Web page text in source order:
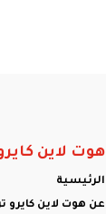
هوت لاين
الرئيسية
عن هوت لاين كايرو